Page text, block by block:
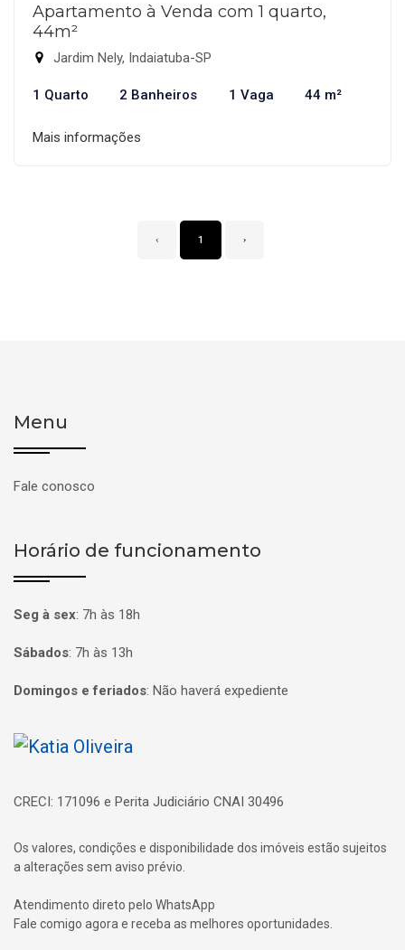
Apartamento à Venda com 1 quarto,
44m²
Jardim Nely, Indaiatuba-SP
1 Quarto 2 Banheiros 1 Vaga 44 m²
Mais informações
‹ 1 ›
Menu
Fale conosco
Horário de funcionamento
Seg à sex: 7h às 18h
Sábados: 7h às 13h
Domingos e feriados: Não haverá expediente
Página inicial
CRECI: 171096 e Perita Judiciário CNAI 30496
Os valores, condições e disponibilidade dos imóveis estão sujeitos
a alterações sem aviso prévio.
Atendimento direto pelo WhatsApp
Fale comigo agora e receba as melhores oportunidades.